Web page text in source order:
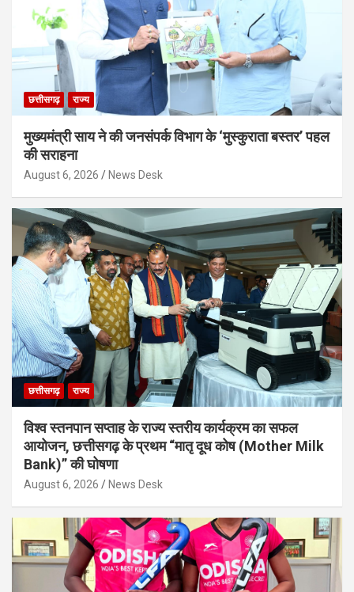
छत्तीसगढ़ राज्य
मुख्यमंत्री साय ने की जनसंपर्क विभाग के ‘मुस्कुराता बस्तर’ पहल
की सराहना
August 6, 2026 News Desk
छत्तीसगढ़ राज्य
विश्व स्तनपान सप्ताह के राज्य स्तरीय कार्यक्रम का सफल
आयोजन, छत्तीसगढ़ के प्रथम “मातृ दूध कोष (Mother Milk
Bank)” की घोषणा
August 6, 2026 News Desk